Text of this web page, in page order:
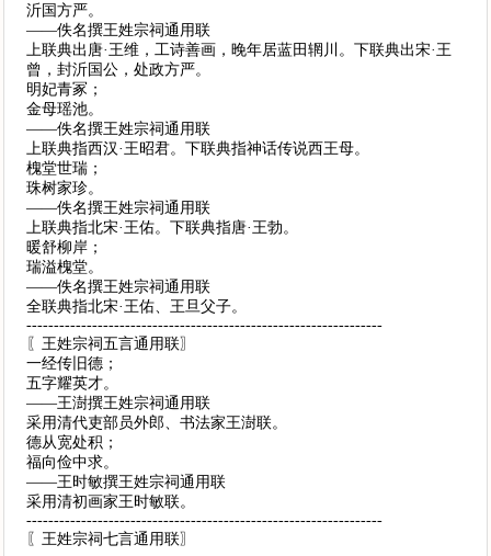
沂国方严。
——佚名撰王姓宗祠通用联
上联典出唐·王维，工诗善画，晚年居蓝田辋川。下联典出宋·王
曾，封沂国公，处政方严。
明妃青冢；
金母瑶池。
——佚名撰王姓宗祠通用联
上联典指西汉·王昭君。下联典指神话传说西王母。
槐堂世瑞；
珠树家珍。
——佚名撰王姓宗祠通用联
上联典指北宋·王佑。下联典指唐·王勃。
暖舒柳岸；
瑞溢槐堂。
——佚名撰王姓宗祠通用联
全联典指北宋·王佑、王旦父子。
-----------------------------------------------------------------
〖王姓宗祠五言通用联〗
一经传旧德；
五字耀英才。
——王澍撰王姓宗祠通用联
采用清代吏部员外郎、书法家王澍联。
德从宽处积；
福向俭中求。
——王时敏撰王姓宗祠通用联
采用清初画家王时敏联。
-----------------------------------------------------------------
〖王姓宗祠七言通用联〗